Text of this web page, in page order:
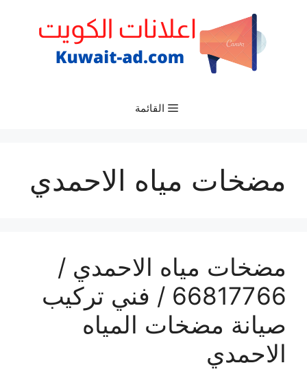
القائمة
مضخات مياه الاحمدي
مضخات مياه الاحمدي /
66817766 / فني تركيب
صيانة مضخات المياه
الاحمدي